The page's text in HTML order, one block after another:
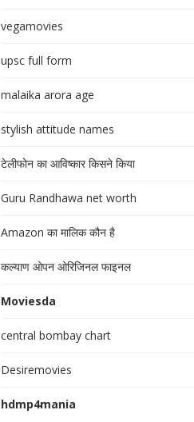
vegamovies
upsc full form
malaika arora age
stylish attitude names
टेलीफोन का आविष्कार किसने किया
Guru Randhawa net worth
Amazon का मालिक कौन है
कल्याण ओपन ओरिजिनल फाइनल
Moviesda
central bombay chart
Desiremovies
hdmp4mania